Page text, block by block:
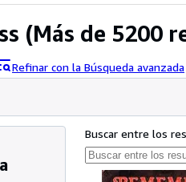
(Más de 5200
Refinar con la Búsqueda avanzada
Buscar entre los